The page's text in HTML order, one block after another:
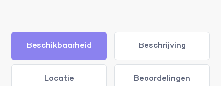
Beschikbaarheid Beschrijving
Locatie Beoordelingen